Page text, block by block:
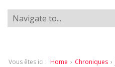
Vous êtes ici : Home › Chroniques ›